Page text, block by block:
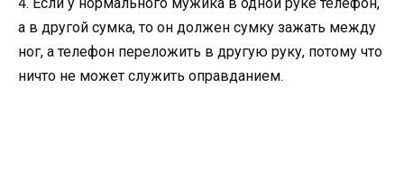
а в другой сумка, то он должен сумку зажать между
ног, а телефон переложить в другую руку, потому что
ничто не может служить оправданием.